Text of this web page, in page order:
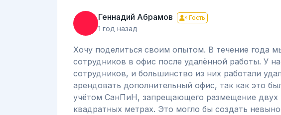
Геннадий Абрамов Гость
1 год назад
Хочу поделиться своим опытом. В течение года
сотрудников в офис после удалённой работы. У
сотрудников, и большинство из них работали
арендовать дополнительный офис, так как это
учётом СанПиН, запрещающего размещение двух
квадратных метрах. Это могло бы создать